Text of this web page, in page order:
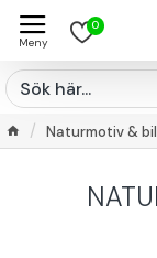
0
Naturmotiv &